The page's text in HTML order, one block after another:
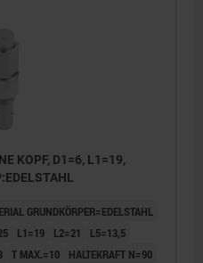
KOPF, D1=6, L1=19,
GRUNDKÖRPER=EDELSTAHL
L1=19 L2=21
L5=13,5
T MAX.=10
HALTEKRAFT N=90